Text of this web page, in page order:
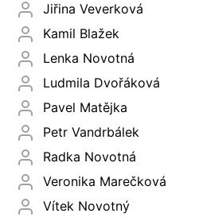
Jiřina Veverková
Kamil Blažek
Lenka Novotná
Ludmila Dvořáková
Pavel Matějka
Petr Vandrbálek
Radka Novotná
Veronika Marečková
Vítek Novotný